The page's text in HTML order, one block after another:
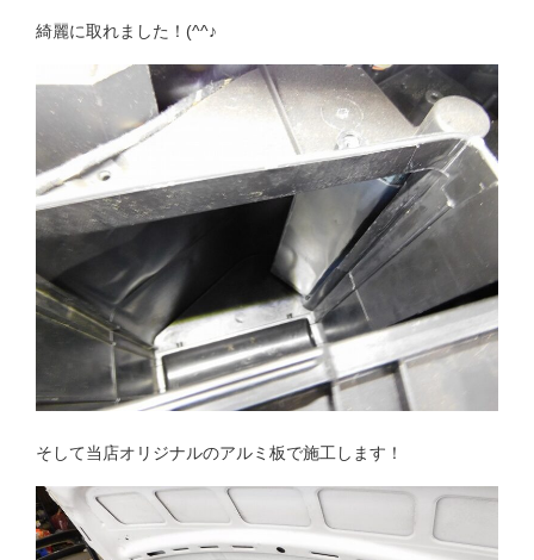
綺麗に取れました！(^^♪
そして当店オリジナルのアルミ板で施工します！